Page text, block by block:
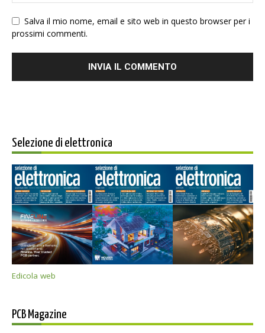
Salva il mio nome, email e sito web in questo browser per i
prossimi commenti.
Selezione di elettronica
Edicola web
PCB Magazine